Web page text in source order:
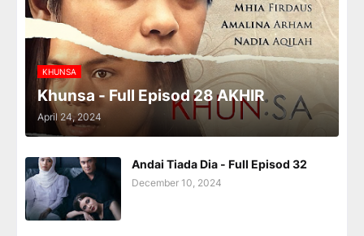
KHUNSA
Khunsa - Full Episod 28 AKHIR
April 24, 2024
Andai Tiada Dia - Full Episod 32
December 10, 2024